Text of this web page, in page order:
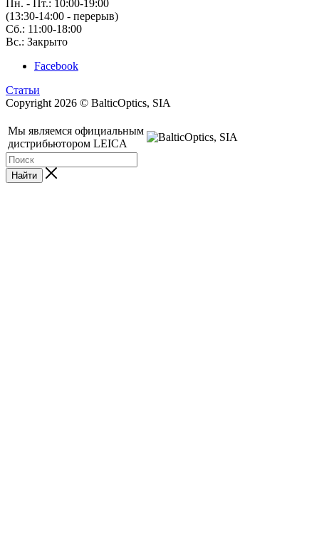
Пн. - Пт.: 10:00-19:00
(13:30-14:00 - перерыв)
Сб.: 11:00-18:00
Вс.: Закрыто
Facebook
Статьи
Copyright 2026 © BalticOptics, SIA
Мы являемся официальным
дистрибьютором LEICA
Найти